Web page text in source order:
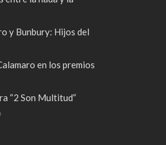
y Bunbury: Hijos del
en los premios
“2 Son Multitud”